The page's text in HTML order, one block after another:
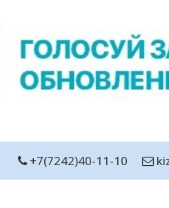
+7(7242)40-11-10